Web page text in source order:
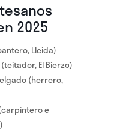
2025
Lleida)
El Bierzo)
(herrero,
e